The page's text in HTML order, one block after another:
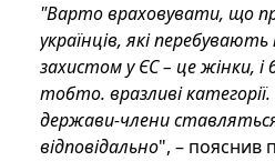
"Варто враховувати, що
українців, які
захистом у ЄС – це жінки,
тобто. вразливі
держави-члени ставляться
відповідально", – пояснив